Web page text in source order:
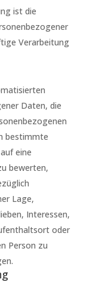
ist die
Verarbeitung
Daten, die
bestimmte
eine
bewerten,
Lage,
Interessen,
oder
Person zu